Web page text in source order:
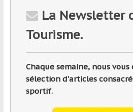
La Newsletter
Tourisme.
Chaque semaine, nous vous
sélection d'articles
sportif.